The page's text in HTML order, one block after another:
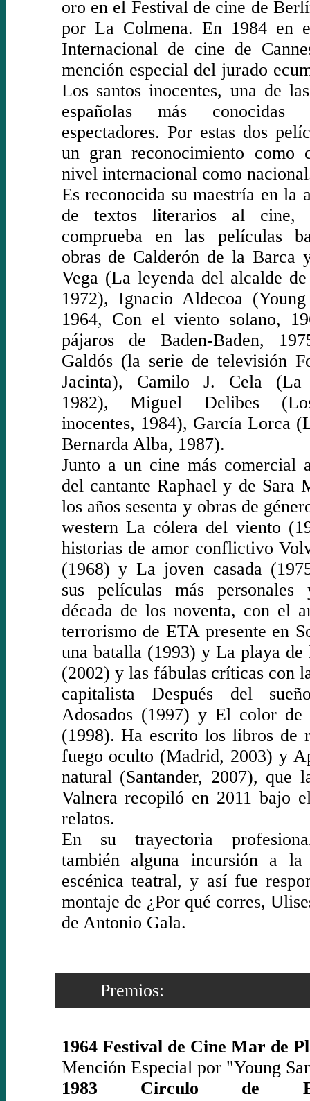
oro en el Festival de cine de
por La Colmena. En 1984 en
Internacional de cine de
mención especial del jurado
Los santos inocentes, una de
españolas más
espectadores. Por estas dos
un gran reconocimiento como
nivel internacional como
Es reconocida su maestría en la
de textos literarios al cine,
comprueba en las películas
obras de Calderón de la Barca
Vega (La leyenda del alcalde
1972), Ignacio Aldecoa (Young
1964, Con el viento solano,
pájaros de Baden-Baden,
Galdós (la serie de televisión
Jacinta), Camilo J. Cela (La
1982), Miguel Delibes
inocentes, 1984), García Lorca
Bernarda Alba, 1987).
Junto a un cine más comercial
del cantante Raphael y de Sara
los años sesenta y obras de
western La cólera del viento
historias de amor conflictivo
(1968) y La joven casada
sus películas más
década de los noventa, con el
terrorismo de ETA presente en
una batalla (1993) y La playa de
(2002) y las fábulas críticas con
capitalista Después del
Adosados (1997) y El color de
(1998). Ha escrito los libros de
fuego oculto (Madrid, 2003) y
natural (Santander, 2007), que
Valnera recopiló en 2011 bajo
relatos.
En su trayectoria
también alguna incursión a la
escénica teatral, y así fue
montaje de ¿Por qué corres,
de Antonio Gala.
Premios:
1964 Festival de Cine Mar de
Mención Especial por "Young
1983 Circulo de